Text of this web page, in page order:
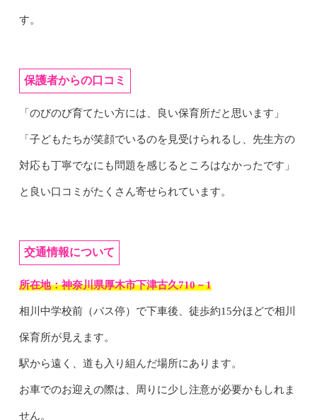
す。
保護者からの口コミ
「のびのび育てたい方には、良い保育所だと思います」
「子どもたちが笑顔でいるのを見受けられるし、先生方の
対応も丁寧でなにも問題を感じるところはなかったです」
と良い口コミがたくさん寄せられています。
交通情報について
所在地：神奈川県厚木市下津古久710－1
相川中学校前（バス停）で下車後、徒歩約15分ほどで相川
保育所が見えます。
駅から遠く、道も入り組んだ場所にあります。
お車でのお迎えの際は、周りに少し注意が必要かもしれま
せん。